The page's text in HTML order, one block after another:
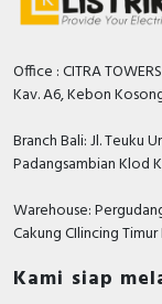
Office : CITRA
Kav. A6, Kebon
Branch Bali: Jl. Teuku
Padangsambian Klod
Warehouse:
Cakung CIlincing
Kami siap